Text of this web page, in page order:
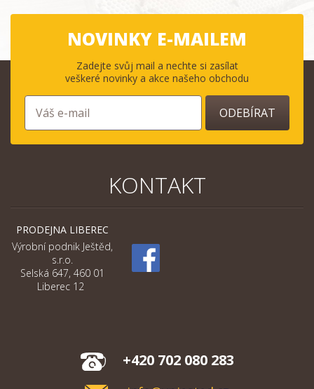
NOVINKY E-MAILEM
Zadejte svůj mail a nechte si zasílat
veškeré novinky a akce našeho obchodu
ODEBÍRAT
KONTAKT
PRODEJNA LIBEREC
Výrobní podnik Ještěd,
s.r.o.
Selská 647, 460 01
Liberec 12
+420 702 080 283